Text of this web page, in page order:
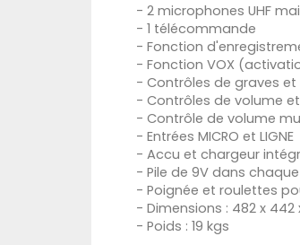
- 2 microphones UHF
- 1 télécommande
- Fonction
- Fonction VOX
- Contrôles de graves et
- Contrôles de volume
- Contrôle de volume
- Entrées MICRO et LIGNE
- Accu et chargeur
- Pile de 9V dans
- Poignée et roulettes
- Dimensions : 482 x 442
- Poids : 19 kgs